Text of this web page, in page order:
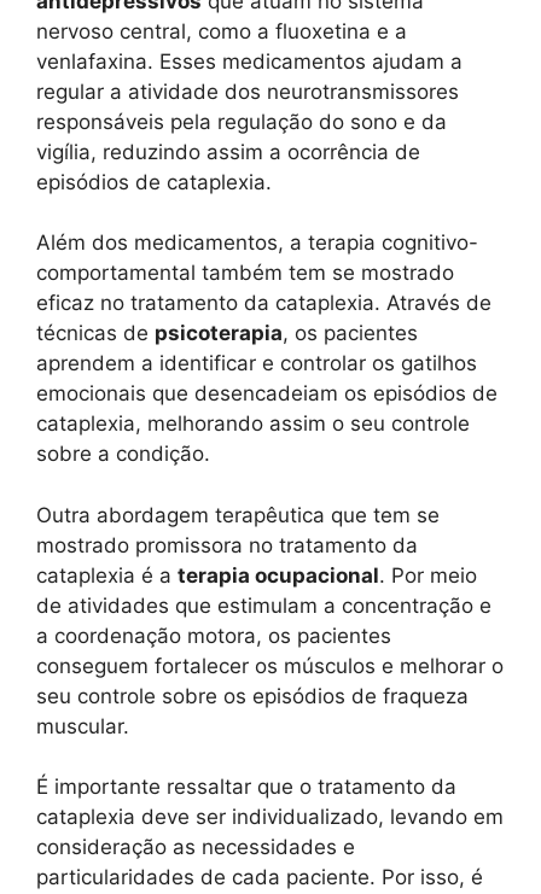
nervoso central, como a fluoxetina e a
venlafaxina. Esses medicamentos ajudam a
regular a atividade dos neurotransmissores
responsáveis pela regulação do sono e da
vigília, reduzindo assim a ocorrência de
episódios de cataplexia.
Além dos medicamentos, a terapia cognitivo-
comportamental também tem se mostrado
eficaz no tratamento da cataplexia. Através de
técnicas de psicoterapia, os pacientes
aprendem a identificar e controlar os gatilhos
emocionais que desencadeiam os episódios de
cataplexia, melhorando assim o seu controle
sobre a condição.
Outra abordagem terapêutica que tem se
mostrado promissora no tratamento da
cataplexia é a terapia ocupacional. Por meio
de atividades que estimulam a concentração e
a coordenação motora, os pacientes
conseguem fortalecer os músculos e melhorar o
seu controle sobre os episódios de fraqueza
muscular.
É importante ressaltar que o tratamento da
cataplexia deve ser individualizado, levando em
consideração as necessidades e
particularidades de cada paciente. Por isso, é